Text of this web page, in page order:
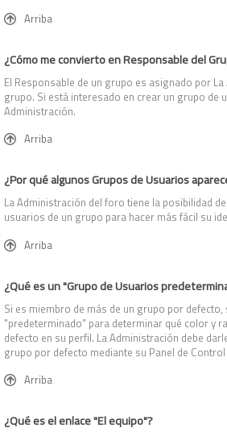
Arriba
¿Cómo me convierto en Responsable del
El Responsable de un grupo es asignado por
grupo. Si está interesado en crear un grupo de
Administración.
Arriba
¿Por qué algunos Grupos de Usuarios
La Administración del foro tiene la posibilidad
usuarios de un grupo para hacer más fácil su
Arriba
¿Qué es un "Grupo de Usuarios
Si es miembro de más de un grupo por defecto,
"predeterminado" para determinar qué color y
defecto en su perfil. La Administración debe
grupo por defecto mediante su Panel de
Arriba
¿Qué es el enlace "El equipo"?